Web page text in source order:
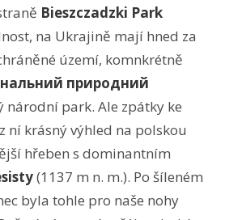
Bieszczadzki Park
na Ukrajině mají hned za
území, komnkrétně
природний
národní park. Ale zpátky ke
ní krásný výhled na polskou
hřeben s dominantním
(1137 m n. m.). Po šíleném
byla tohle pro naše nohy